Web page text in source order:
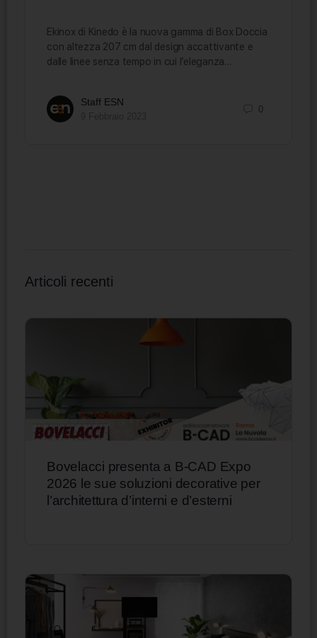
Ekinox di Kinedo è la nuova gamma di Box Doccia
con altezza 207 cm dal design accattivante e
dalle linee senza tempo in cui l’eleganza…
Staff ESN
0
Articoli recenti
Bovelacci presenta a B-CAD Expo
2026 le sue soluzioni decorative per
l’architettura d’interni e d’esterni